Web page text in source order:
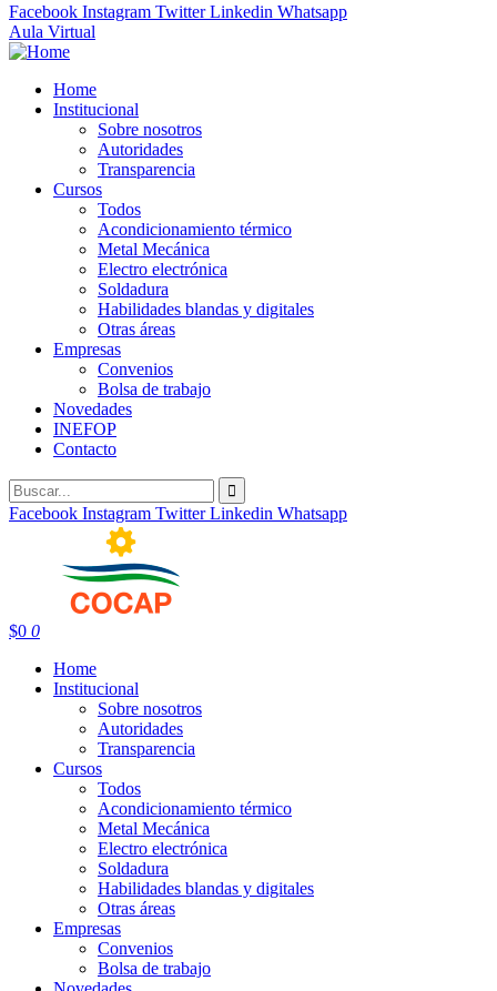
Facebook Instagram Twitter Linkedin Whatsapp
Aula Virtual
Home
Institucional
Sobre nosotros
Autoridades
Transparencia
Cursos
Todos
Acondicionamiento térmico
Metal Mecánica
Electro electrónica
Soldadura
Habilidades blandas y digitales
Otras áreas
Empresas
Convenios
Bolsa de trabajo
Novedades
INEFOP
Contacto
Facebook Instagram Twitter Linkedin Whatsapp
$0 0
Home
Institucional
Sobre nosotros
Autoridades
Transparencia
Cursos
Todos
Acondicionamiento térmico
Metal Mecánica
Electro electrónica
Soldadura
Habilidades blandas y digitales
Otras áreas
Empresas
Convenios
Bolsa de trabajo